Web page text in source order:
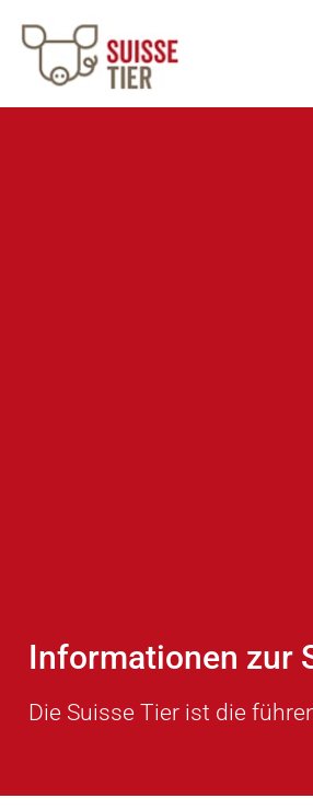
Informationen zur
Die Suisse Tier ist die